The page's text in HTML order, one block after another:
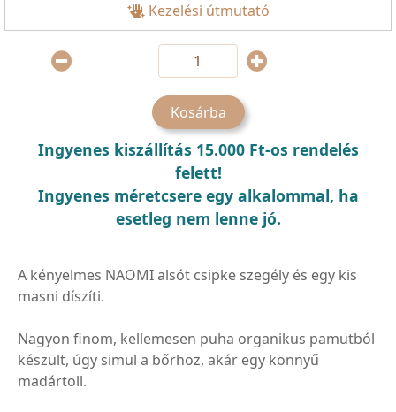
Kezelési útmutató
Kosárba
Ingyenes kiszállítás 15.000 Ft-os rendelés
felett!
Ingyenes méretcsere egy alkalommal, ha
esetleg nem lenne jó.
A kényelmes NAOMI alsót csipke szegély és egy kis
masni díszíti.
Nagyon finom, kellemesen puha organikus pamutból
készült, úgy simul a bőrhöz, akár egy könnyű
madártoll.